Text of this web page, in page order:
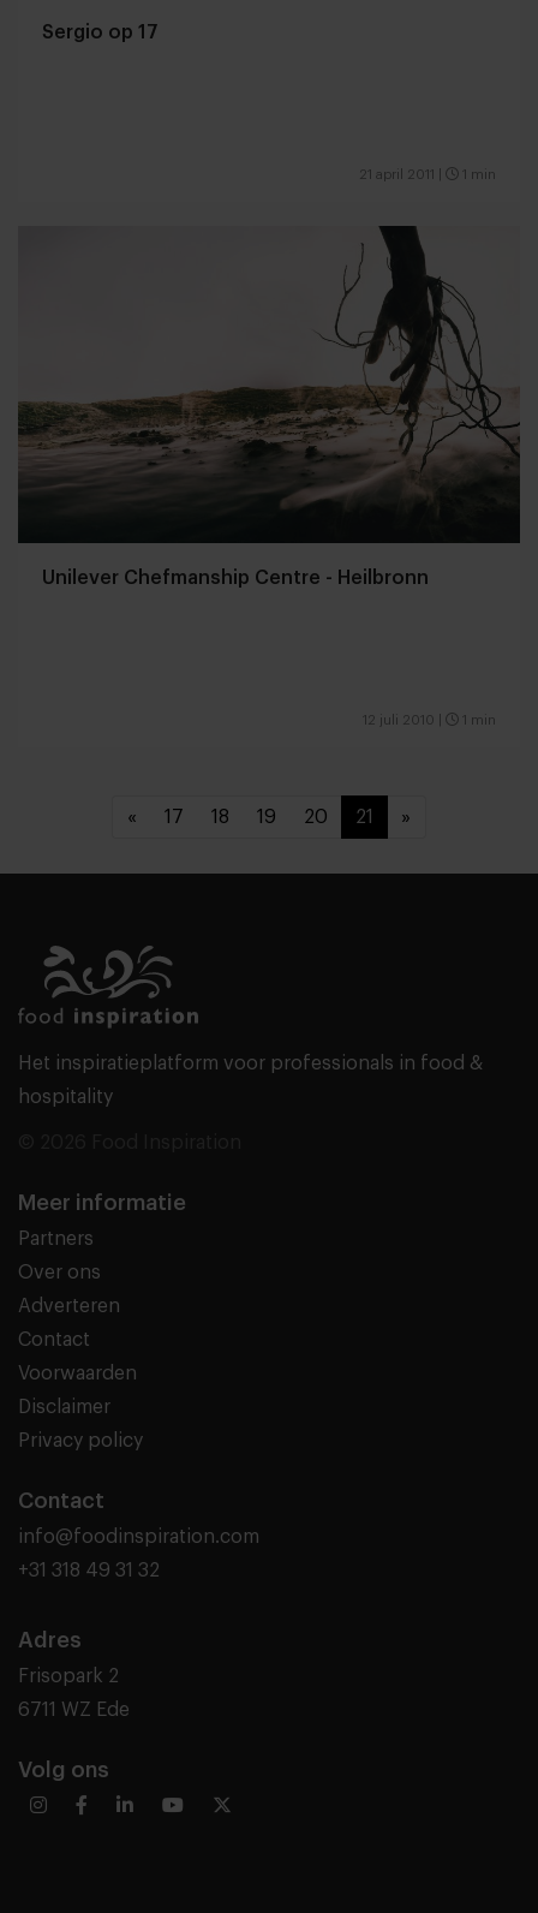
Sergio op 17
21 april 2011 1 min
Unilever Chefmanship Centre - Heilbronn
12 juli 2010 1 min
« 17 18 19 20 21 »
Het inspiratieplatform voor professionals in food &
hospitality
Meer informatie
Partners
Over ons
Adverteren
Contact
Voorwaarden
Disclaimer
Privacy policy
Contact
info@foodinspiration.com
+31 318 49 31 32
Adres
Frisopark 2
6711 WZ Ede
Volg ons